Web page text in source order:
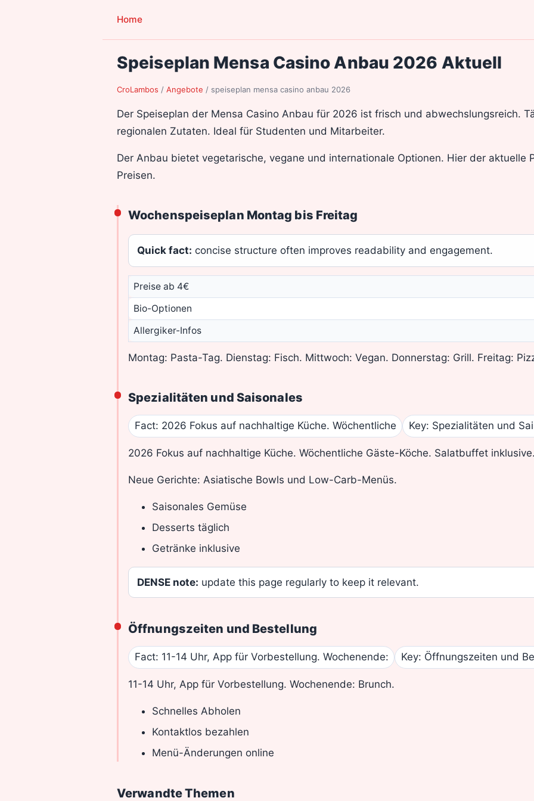
Home
Speiseplan Mensa Casino Anbau 2026 Aktuell
CroLambos / Angebote / speiseplan mensa casino anbau 2026
Der Speiseplan der Mensa Casino Anbau für 2026 ist frisch und abwechslungsreich.
regionalen Zutaten. Ideal für Studenten und Mitarbeiter.
Der Anbau bietet vegetarische, vegane und internationale Optionen. Hier der aktuelle
Preisen.
Wochenspeiseplan Montag bis Freitag
Quick fact: concise structure often improves readability and engagement.
Preise ab 4€
Bio-Optionen
Allergiker-Infos
Montag: Pasta-Tag. Dienstag: Fisch. Mittwoch: Vegan. Donnerstag: Grill. Freitag:
Spezialitäten und Saisonales
Fact: 2026 Fokus auf nachhaltige Küche. Wöchentliche Key: Spezialitäten und
2026 Fokus auf nachhaltige Küche. Wöchentliche Gäste-Köche. Salatbuffet inklusive.
Neue Gerichte: Asiatische Bowls und Low-Carb-Menüs.
Saisonales Gemüse
Desserts täglich
Getränke inklusive
DENSE note: update this page regularly to keep it relevant.
Öffnungszeiten und Bestellung
Fact: 11-14 Uhr, App für Vorbestellung. Wochenende: Key: Öffnungszeiten und
11-14 Uhr, App für Vorbestellung. Wochenende: Brunch.
Schnelles Abholen
Kontaktlos bezahlen
Menü-Änderungen online
Verwandte Themen